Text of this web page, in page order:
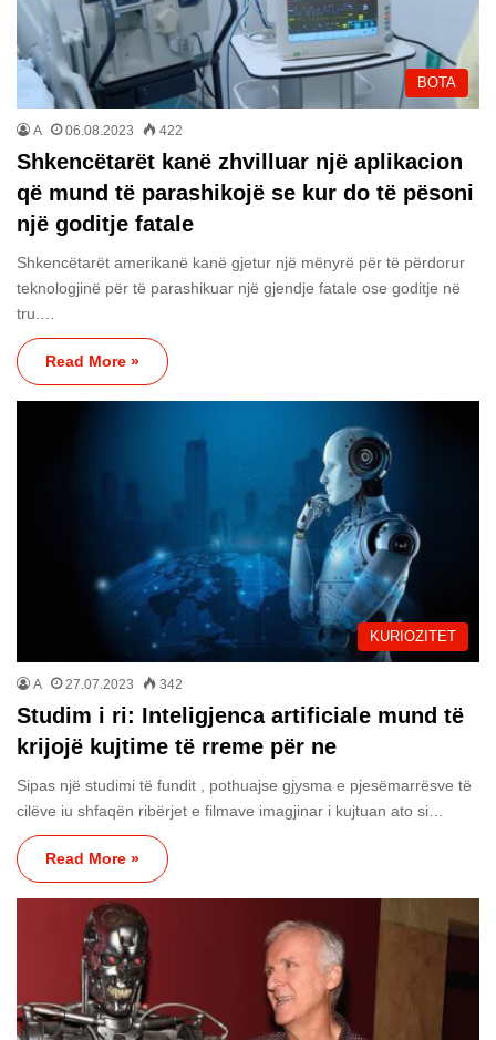
BOTA
A 06.08.2023 422
Shkencëtarët kanë zhvilluar një aplikacion
që mund të parashikojë se kur do të pësoni
një goditje fatale
Shkencëtarët amerikanë kanë gjetur një mënyrë për të përdorur
teknologjinë për të parashikuar një gjendje fatale ose goditje në
tru.…
Read More »
KURIOZITET
A 27.07.2023 342
Studim i ri: Inteligjenca artificiale mund të
krijojë kujtime të rreme për ne
Sipas një studimi të fundit , pothuajse gjysma e pjesëmarrësve të
cilëve iu shfaqën ribërjet e filmave imagjinar i kujtuan ato si…
Read More »